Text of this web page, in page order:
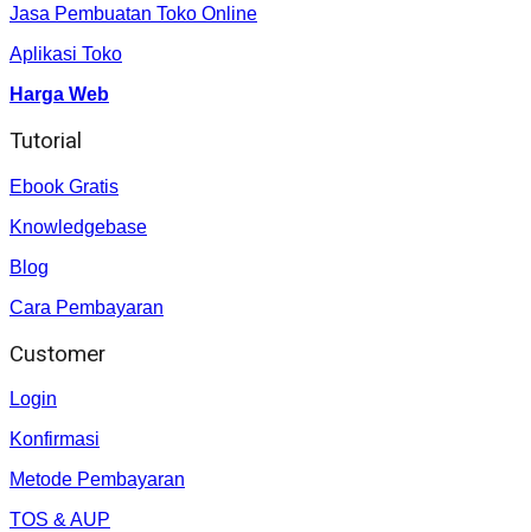
Jasa Pembuatan Toko Online
Aplikasi Toko
Harga Web
Tutorial
Ebook Gratis
Knowledgebase
Blog
Cara Pembayaran
Customer
Login
Konfirmasi
Metode Pembayaran
TOS & AUP